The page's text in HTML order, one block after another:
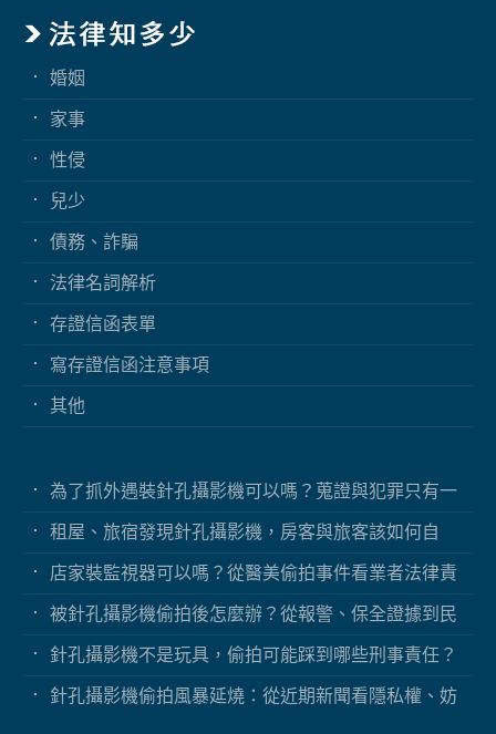
婚姻
家事
性侵
兒少
債務、詐騙
法律名詞解析
存證信函表單
寫存證信函注意事項
其他
為了抓外遇裝針孔攝影機可以嗎？蒐證與犯罪只有一
線之隔
租屋、旅宿發現針孔攝影機，房客與旅客該如何自
保？
店家裝監視器可以嗎？從醫美偷拍事件看業者法律責
任
被針孔攝影機偷拍後怎麼辦？從報警、保全證據到民
事求償
針孔攝影機不是玩具，偷拍可能踩到哪些刑事責任？
針孔攝影機偷拍風暴延燒：從近期新聞看隱私權、妨